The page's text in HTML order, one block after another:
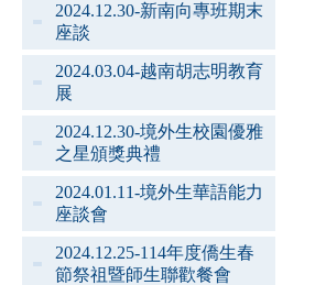
2024.12.30-新南向專班期末
座談
2024.03.04-越南胡志明教育
展
2024.12.30-境外生校園優雅
之星頒獎典禮
2024.01.11-境外生華語能力
座談會
2024.12.25-114年度僑生春
節祭祖暨師生聯歡餐會